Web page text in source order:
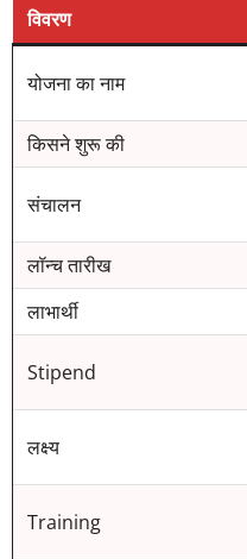
विवरण
योजना का नाम
किसने शुरू की
संचालन
लॉन्च तारीख
लाभार्थी
Stipend
लक्ष्य
Training